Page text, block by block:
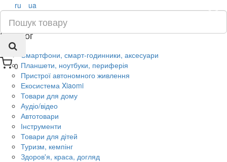
0
×
ru ua
Каталог
Смартфони, смарт-годинники, аксесуари
Планшети, ноутбуки, периферія
Пристрої автономного живлення
Екосистема Xiaomi
Товари для дому
Аудіо/відео
Автотовари
Інструменти
Товари для дітей
Туризм, кемпінг
Здоров'я, краса, догляд